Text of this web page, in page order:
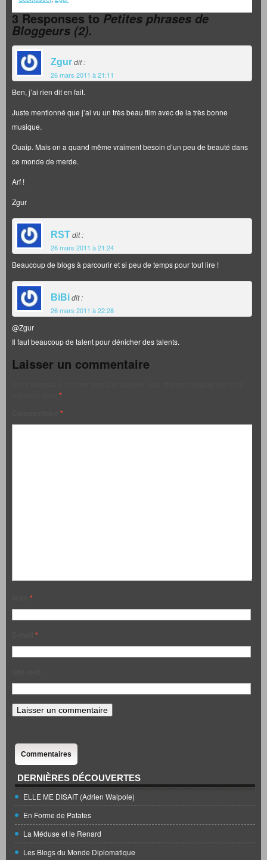
3 Responses toPetites phrases de
Bloggeurs (2).
Zgurdit :
26 mars 2011 à 21:11
Ben, j’ai rien dit en fait.
Juste mentionné que j’ai vu un très beau film avec de la très bonne
musique.
Ouaip. Mais on a quand même vraiment besoin d’un peu de beauté dans
ce monde de merde.
Arf !
Zgur
RSTdit :
26 mars 2011 à 21:24
Beaucoup de blogs à parcourir et si peu de temps pour tout lire !
BiBidit :
26 mars 2011 à 22:28
@Zgur
Il faut beaucoup de talent pour dénicher des talents.
Laisser un commentaire
*
*
*
*
Commentaires
DERNIÈRES DÉCOUVERTES
ELLE ME DISAIT (Adrien Walpole)
En Forme de Patates
La Méduse et le Renard
Les Blogs du Monde Diplomatique